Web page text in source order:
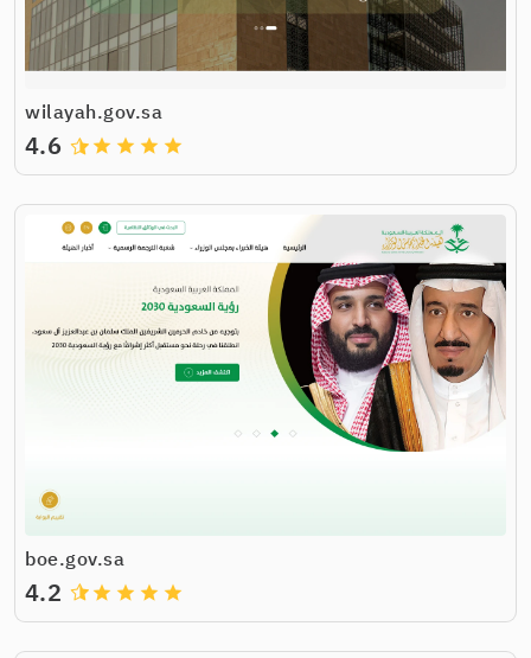
wilayah.gov.sa
grade
grade
grade
grade
4.6
boe.gov.sa
grade
grade
grade
grade
4.2